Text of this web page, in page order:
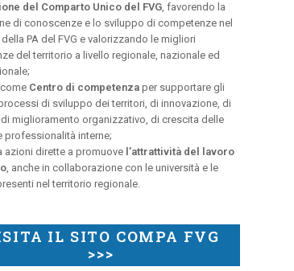
del Comparto Unico del FVG, favorendo la
di conoscenze e lo sviluppo di competenze nel
PA del FVG e valorizzando le migliori
del territorio a livello regionale, nazionale ed
Centro di competenzaper supportare gli
di sviluppo dei territori, di innovazione, di
miglioramento organizzativo, di crescita delle
professionalità interne;
azioni dirette a promuove l’attrattività del lavoro
, anche in collaborazione con le università e le
nel territorio regionale.
IL SITO COMPA FVG
>>>